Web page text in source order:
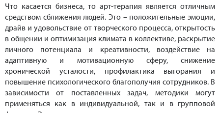
Что касается бизнеса, то арт-терапия является отличным
средством сближения людей. Это – положительные эмоции,
драйв и удовольствие от творческого процесса, открытость
в общении и оптимизация климата в коллективе, раскрытие
личного потенциала и креативности, воздействие на
адаптивную и мотивационную сферу, снижение
хронической усталости, профилактика выгорания и
повышение психологического благополучия сотрудников. В
зависимости от поставленных задач, методики могут
применяться как в индивидуальной, так и в групповой